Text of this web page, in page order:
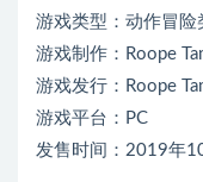
游戏类型：动作冒险
游戏制作：Roope
游戏发行：Roope
游戏平台：PC
发售时间：2019年